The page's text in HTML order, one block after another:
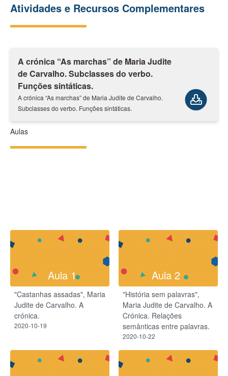
Atividades e Recursos Complementares
A crónica “As marchas” de Maria Judite
de Carvalho. Subclasses do verbo.
Funções sintáticas.
A crónica “As marchas” de Maria Judite de Carvalho.
Subclasses do verbo. Funções sintáticas.
Aulas
Aula 1
"Castanhas assadas", Maria
Judite de Carvalho. A
crónica.
2020-10-19
Aula 2
"História sem palavras",
Maria Judite de Carvalho. A
Crónica. Relações
semânticas entre palavras.
2020-10-22